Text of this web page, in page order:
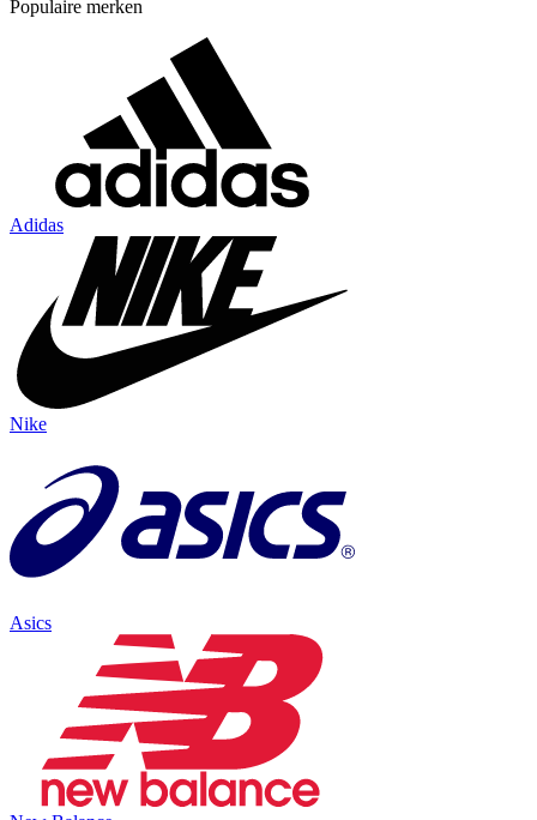
Populaire merken
Adidas
Nike
Asics